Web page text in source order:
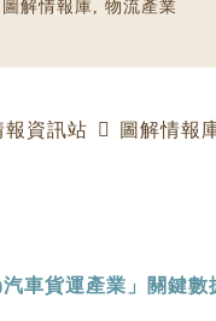
圖解情報庫 物流產業
報資訊站 圖解情報
汽車貨運產業」關鍵數